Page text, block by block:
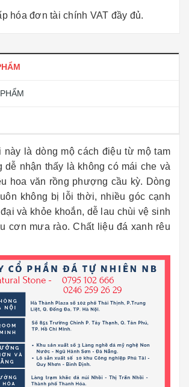
hóa đơn tài chính VAT đầy đủ.
này là dòng mộ cách điệu từ mộ tam
dễ nhận thấy là không có mái che và
hoa văn rồng phượng cầu kỳ. Dòng
không bị lỗi thời, nhiều góc cạnh
và khỏe khoắn, dễ lau chùi vệ sinh
cơn mưa rào. Chất liệu đá xanh rêu